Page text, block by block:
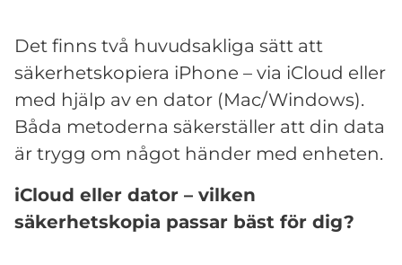
Det finns två huvudsakliga sätt att
säkerhetskopiera iPhone – via iCloud eller
med hjälp av en dator (Mac/Windows).
Båda metoderna säkerställer att din data
är trygg om något händer med enheten.
iCloud eller dator – vilken
säkerhetskopia passar bäst för dig?